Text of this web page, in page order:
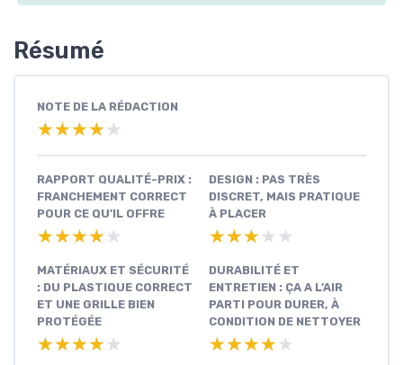
Résumé
NOTE DE LA RÉDACTION
★★★★★
★★★★★
RAPPORT QUALITÉ-PRIX :
FRANCHEMENT CORRECT
POUR CE QU’IL OFFRE
★★★★★
★★★★★
DESIGN : PAS TRÈS
DISCRET, MAIS PRATIQUE
À PLACER
★★★★★
★★★★★
MATÉRIAUX ET SÉCURITÉ
: DU PLASTIQUE CORRECT
ET UNE GRILLE BIEN
PROTÉGÉE
★★★★★
★★★★★
DURABILITÉ ET
ENTRETIEN : ÇA A L’AIR
PARTI POUR DURER, À
CONDITION DE NETTOYER
★★★★★
★★★★★